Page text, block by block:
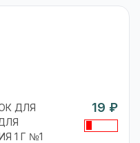
ДЛЯ
1 Г №1
19 ₽